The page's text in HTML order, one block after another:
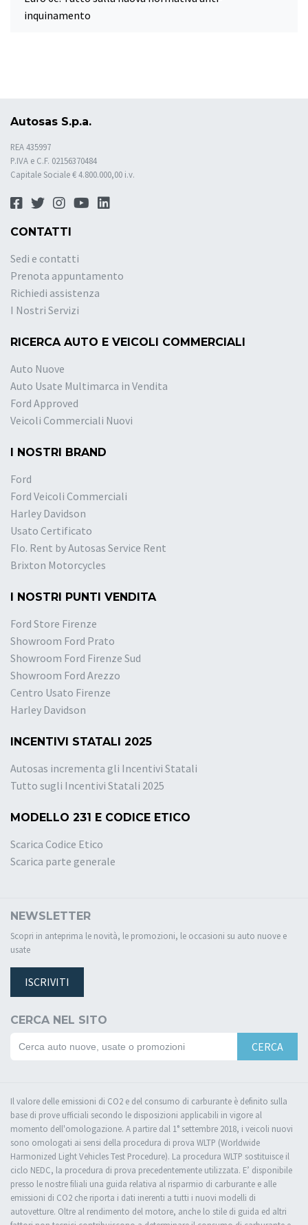
inquinamento
Autosas S.p.a.
REA 435997
P.IVA e C.F. 02156370484
Capitale Sociale € 4.800.000,00 i.v.
CONTATTI
Sedi e contatti
Prenota appuntamento
Richiedi assistenza
I Nostri Servizi
RICERCA AUTO E VEICOLI COMMERCIALI
Auto Nuove
Auto Usate Multimarca in Vendita
Ford Approved
Veicoli Commerciali Nuovi
I NOSTRI BRAND
Ford
Ford Veicoli Commerciali
Harley Davidson
Usato Certificato
Flo. Rent by Autosas Service Rent
Brixton Motorcycles
I NOSTRI PUNTI VENDITA
Ford Store Firenze
Showroom Ford Prato
Showroom Ford Firenze Sud
Showroom Ford Arezzo
Centro Usato Firenze
Harley Davidson
INCENTIVI STATALI 2025
Autosas incrementa gli Incentivi Statali
Tutto sugli Incentivi Statali 2025
MODELLO 231 E CODICE ETICO
Scarica Codice Etico
Scarica parte generale
NEWSLETTER
Scopri in anteprima le novità, le promozioni, le occasioni su auto nuove e
usate
ISCRIVITI
CERCA NEL SITO
CERCA
Il valore delle emissioni di CO2 e del consumo di carburante è definito sulla
base di prove ufficiali secondo le disposizioni applicabili in vigore al
momento dell'omologazione. A partire dal 1° settembre 2018, i veicoli nuovi
sono omologati ai sensi della procedura di prova WLTP (Worldwide
Harmonized Light Vehicles Test Procedure). La procedura WLTP sostituisce il
ciclo NEDC, la procedura di prova precedentemente utilizzata. E’ disponibile
presso le nostre filiali una guida relativa al risparmio di carburante e alle
emissioni di CO2 che riporta i dati inerenti a tutti i nuovi modelli di
autovetture. Oltre al rendimento del motore, anche lo stile di guida ed altri